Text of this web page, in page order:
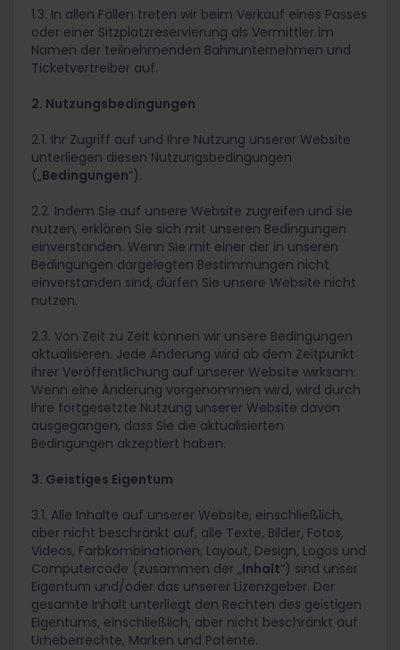
1.3. In allen Fällen treten wir beim Verkauf eines Passes
oder einer Sitzplatzreservierung als Vermittler im
Namen der teilnehmenden Bahnunternehmen und
Ticketvertreiber auf.
2. Nutzungsbedingungen
2.1. Ihr Zugriff auf und Ihre Nutzung unserer Website
unterliegen diesen Nutzungsbedingungen
(„Bedingungen“).
2.2. Indem Sie auf unsere Website zugreifen und sie
nutzen, erklären Sie sich mit unseren Bedingungen
einverstanden. Wenn Sie mit einer der in unseren
Bedingungen dargelegten Bestimmungen nicht
einverstanden sind, dürfen Sie unsere Website nicht
nutzen.
2.3. Von Zeit zu Zeit können wir unsere Bedingungen
aktualisieren. Jede Änderung wird ab dem Zeitpunkt
ihrer Veröffentlichung auf unserer Website wirksam.
Wenn eine Änderung vorgenommen wird, wird durch
Ihre fortgesetzte Nutzung unserer Website davon
ausgegangen, dass Sie die aktualisierten
Bedingungen akzeptiert haben.
3. Geistiges Eigentum
3.1. Alle Inhalte auf unserer Website, einschließlich,
aber nicht beschränkt auf, alle Texte, Bilder, Fotos,
Videos, Farbkombinationen, Layout, Design, Logos und
Computercode (zusammen der „Inhalt“) sind unser
Eigentum und/oder das unserer Lizenzgeber. Der
gesamte Inhalt unterliegt den Rechten des geistigen
Eigentums, einschließlich, aber nicht beschränkt auf
Urheberrechte, Marken und Patente.